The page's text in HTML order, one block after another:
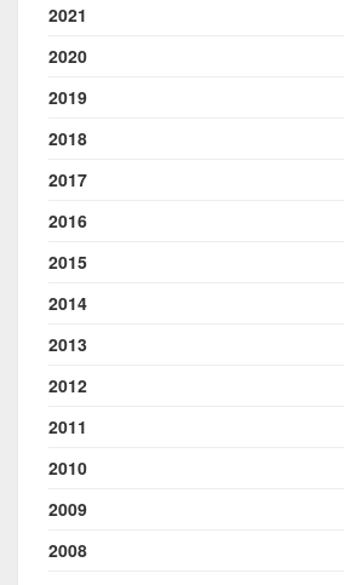
2021
2020
2019
2018
2017
2016
2015
2014
2013
2012
2011
2010
2009
2008